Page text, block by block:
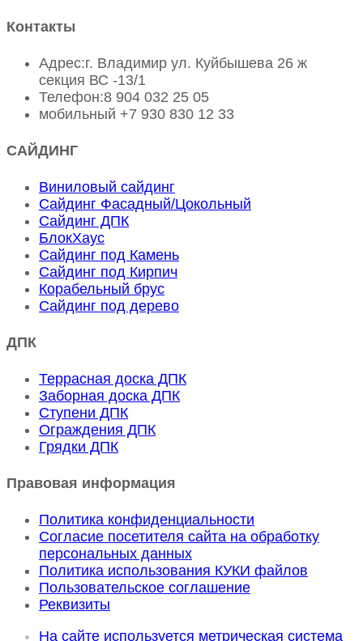
Контакты
Адрес:г. Владимир ул. Куйбышева 26 ж
секция ВС -13/1
Телефон:8 904 032 25 05
мобильный +7 930 830 12 33
САЙДИНГ
Виниловый сайдинг
Сайдинг Фасадный/Цокольный
Сайдинг ДПК
БлокХаус
Сайдинг под Камень
Сайдинг под Кирпич
Корабельный брус
Сайдинг под дерево
ДПК
Террасная доска ДПК
Заборная доска ДПК
Ступени ДПК
Ограждения ДПК
Грядки ДПК
Правовая информация
Политика конфиденциальности
Согласие посетителя сайта на обработку
персональных данных
Политика использования КУКИ файлов
Пользовательское соглашение
Реквизиты
На сайте используется метрическая система